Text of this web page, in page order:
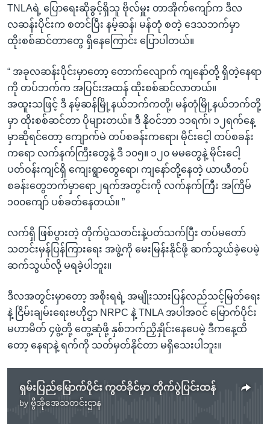
TNLAရဲ့ ပြောရေးဆိုခွင့်ရှိသူ ဗိုလ်မှူး တာအိုက်ကျော်က ဒီလ
လဆန်းပိုင်းက စတင်ပြီး နမ့်ဆန်၊ မန်တုံ စတဲ့ ဒေသဘက်မှာ
ထိုးစစ်ဆင်တာတွေ ရှိနေကြောင်း ပြောပါတယ်။
“ အခုလဆန်းပိုင်းမှာတော့ တောက်လျောက် ကျနော်တို့ ရှိတဲ့နေရာ
ကို တပ်ဘက်က အပြင်းအထန် ထိုးစစ်ဆင်လာတယ်။
အထူးသဖြင့် ဒီ နမ့်ဆန်မြို့နယ်ဘက်ကတို့၊ မန်တုံမြို့နယ်ဘက်တို့
မှာ ထိုးစစ်ဆင်တာ ပိုများတယ်။ ဒီ နိုဝင်ဘာ ၁၁ရက်၊ ၁၂ရက်နေ့
မှာဆိုရင်တော့ ကျောက်မဲ တပ်စခန်းကရော၊ မိုင်းငေ့ါ တပ်စခန်း
ကရော လက်နက်ကြီးတွေနဲ့ ဒီ ၁၀၅။ ၁၂၀ မမတွေနဲ့ မိုင်းငေါ့
ပတ်ဝန်းကျင်ရှိ ကျေးရွာတွေရော၊ ကျနော်တို့နေတဲ့ ယာယီတပ်
စခန်းတွေဘက်မှာရော၂ရက်အတွင်းကို လက်နက်ကြီး အကြိမ်
၁၀၀ကျော် ပစ်ခတ်နေတယ်။ ”
လက်ရှိ ဖြစ်ပွားတဲ့ တိုက်ပွဲသတင်းနဲ့ပတ်သက်ပြီး တပ်မတော်
သတင်းမှန်ပြန်ကြားရေး အဖွဲ့ကို မေးမြန်းနိုင်ဖို့ ဆက်သွယ်ခဲ့ပေမဲ့
ဆက်သွယ်လို့ မရခဲ့ပါဘူး။
ဒီလအတွင်းမှာတော့ အစိုးရရဲ့ အမျိုးသားပြန်လည်သင့်မြတ်ရေး
နဲ့ ငြိမ်းချမ်းရေးဗဟိုဌာ NRPC နဲ့ TNLA အပါအဝင် မြောက်ပိုင်း
မဟာမိတ် ၄ဖွဲ့တို့ တွေ့ဆုံဖို့ နှစ်ဘက်ညှိနှိုင်းနေပေမဲ့ ဒီကနေ့ထိ
တော့ နေရာနဲ့ ရက်ကို သတ်မှတ်နိုင်တာ မရှိသေးပါဘူး။
ရှမ်းပြည်မြောက်ပိုင်း ကွတ်ခိုင်မှာ တိုက်ပွဲပြင်းထန်
by ဗွီအိုအေသတင်းဌာန
No media source currently available